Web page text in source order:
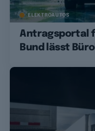
ELEKTROAUTOS
Antragsportal
Bund lässt